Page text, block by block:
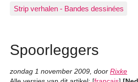
Strip verhalen - Bandes dessinées
Spoorleggers
zondag 1 november 2009, door Rixke